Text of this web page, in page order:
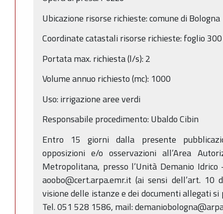
Ubicazione risorse richieste: comune di Bologna
Coordinate catastali risorse richieste: foglio
Portata max. richiesta (l/s): 2
Volume annuo richiesto (mc): 1000
Uso: irrigazione aree verdi
Responsabile procedimento: Ubaldo Cibin
Entro 15 giorni dalla presente
opposizioni e/o osservazioni all’Area
Metropolitana, presso l’Unità Demanio Idrico
aoobo@cert.arpa.emr.it (ai sensi dell’art. 10
visione delle istanze e dei documenti allegati
Tel. 051 528 1586, mail: